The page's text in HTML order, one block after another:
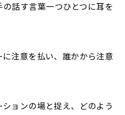
話す言葉一つひとつに耳を
注意を払い、誰かから注意
ョンの場と捉え、どのよう